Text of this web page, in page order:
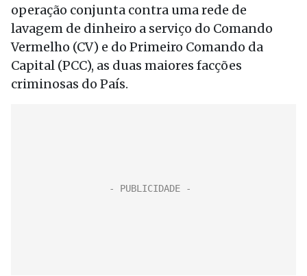
operação conjunta contra uma rede de
lavagem de dinheiro a serviço do Comando
Vermelho (CV) e do Primeiro Comando da
Capital (PCC), as duas maiores facções
criminosas do País.